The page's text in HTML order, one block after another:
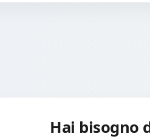
Hai bisogno